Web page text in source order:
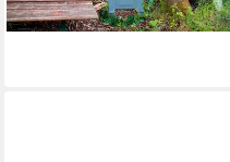
lieferbar - in 5-6 Werktagen bei dir